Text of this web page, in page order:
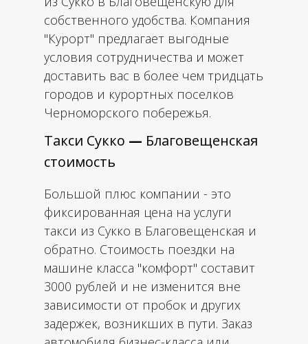
собственного удобства. Компания
"Курорт" предлагает выгодные
условия сотрудничества и может
доставить вас в более чем тридцать
городов и курортных поселков
Черноморского побережья.
Такси Сукко — Благовещенская
стоимость
Большой плюс компании - это
фиксированная цена на услуги
такси из Сукко в Благовещенская и
обратно. Стоимость поездки на
машине класса "комфорт" составит
3000 рублей и не изменится вне
зависимости от пробок и других
задержек, возникших в пути. Заказ